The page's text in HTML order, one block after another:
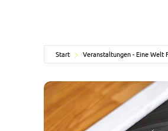
Start Veranstaltungen - Eine Welt